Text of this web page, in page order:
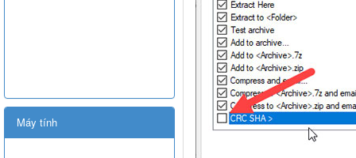
Máy tính